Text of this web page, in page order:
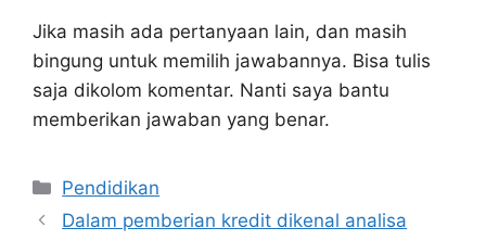
Jika masih ada pertanyaan lain, dan masih
bingung untuk memilih jawabannya. Bisa tulis
saja dikolom komentar. Nanti saya bantu
memberikan jawaban yang benar.
Kategori
Pendidikan
Dalam pemberian kredit dikenal analisa